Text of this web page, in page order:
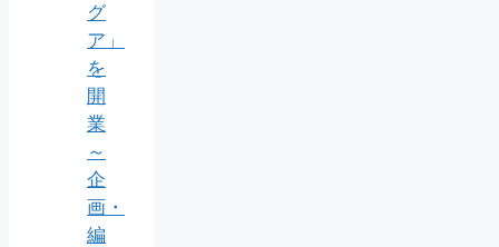
グ
ア」
を
開
業
～
企
画・
編